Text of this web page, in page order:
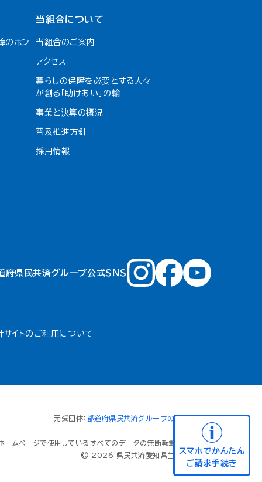
スマホでかんたん
ご請求手続き
のホン
当組合について
当組合のご案内
アクセス
暮らしの保障を必要とする人々
が創る「助けあい」の輪
事業と決算の概況
普及推進方針
採用情報
府県民共済グループ公式ＳＮＳ
サイトのご利用について
元受団体： 都道府県民共済グループの全国生協連
ームページで使用しているすべてのデータの無断転載を禁じます
© 2026 県民共済愛知県生活協同組合